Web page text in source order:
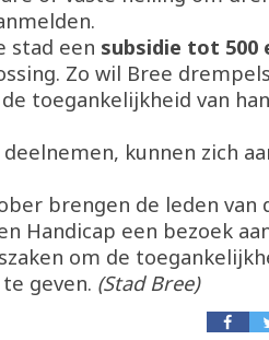
stad een subsidie tot 500
Zo wil Bree
toegankelijkheid van
kunnen zich
brengen de leden van
Handicap een bezoek
om de
geven. (Stad Bree)